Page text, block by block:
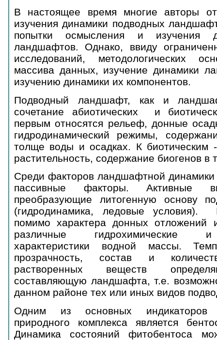
В настоящее время многие авторы
изучения динамики подводных
попытки осмысления и изучения
ландшафтов. Однако, ввиду
исследований, методологических
массива данных, изучение динамики
изучению динамики их компонентов.
Подводный ландшафт, как и
сочетание абиотических и
первым относятся рельеф, донные
гидродинамический режимы,
толще воды и осадках. К биотическим
растительность, содержание биогенов в
Среди факторов ландшафтной
пассивные факторы. Активные
преобразующие литогенную основу
(гидродинамика, ледовые условия).
помимо характера донных отложений
различные гидрохимические и
характеристики водной массы.
прозрачность, состав и
растворенных веществ
составляющую ландшафта, т.е.
данном районе тех или иных видов
Одним из основных индикаторов
природного комплекса является
Динамика состояний фитобентоса